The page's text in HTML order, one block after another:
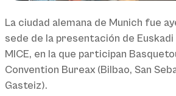
La ciudad alemana de Munich fue
sede de la presentación de
MICE, en la que participan
Convention Bureax (Bilbao, San
Gasteiz).